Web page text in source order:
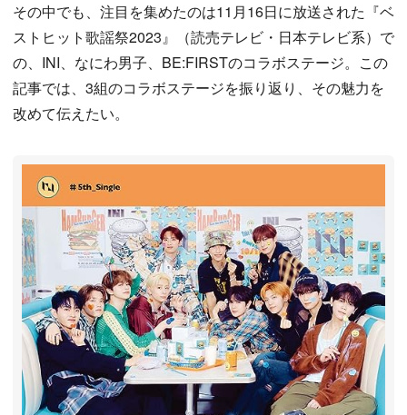
その中でも、注目を集めたのは11月16日に放送された『ベ
ストヒット歌謡祭2023』（読売テレビ・日本テレビ系）で
の、INI、なにわ男子、BE:FIRSTのコラボステージ。この
記事では、3組のコラボステージを振り返り、その魅力を
改めて伝えたい。